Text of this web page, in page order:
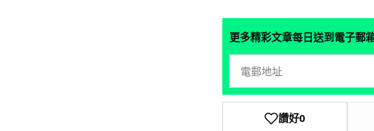
更多精彩文章每日送到電子郵
讚好0